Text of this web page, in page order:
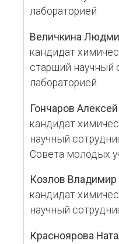
лабораторией
Величкина
кандидат
старший научный
лабораторией
Гончаров
кандидат
научный
Совета молодых
Козлов Владимир
кандидат
научный
Красноярова